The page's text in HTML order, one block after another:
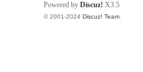
Powered by Discuz! X3.5
© 2001-2024 Discuz! Team